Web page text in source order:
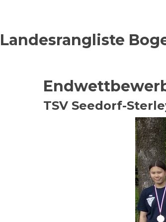
Landesrangliste
TSV Seedorf-